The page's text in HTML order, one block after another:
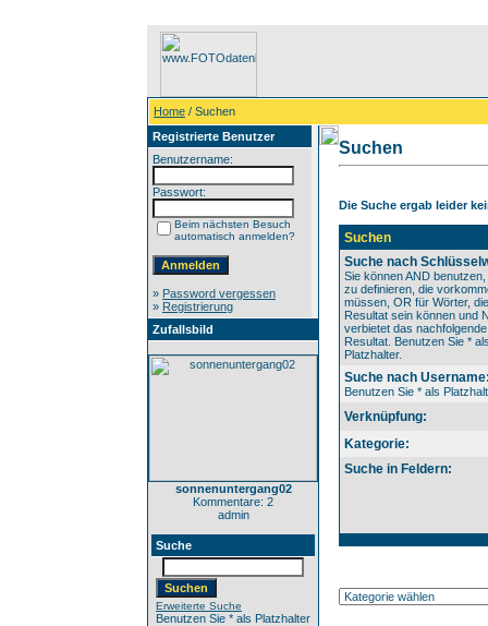
Home / Suchen
Registrierte Benutzer
Benutzername:
Passwort:
Beim nächsten Besuch
automatisch anmelden?
» Password vergessen
» Registrierung
Zufallsbild
sonnenuntergang02
Kommentare: 2
admin
Suche
Erweiterte Suche
Benutzen Sie * als Platzhalter
Suchen
Die Suche ergab leider
Suchen
Suche nach
Sie können AND
zu definieren, die
müssen, OR für Wörter,
Resultat sein können und
verbietet das
Resultat. Benutzen Sie *
Platzhalter.
Suche nach
Benutzen Sie * als
Verknüpfung:
Kategorie:
Suche in Feldern: